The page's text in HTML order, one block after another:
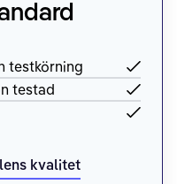
testkörning
testad
kvalitet